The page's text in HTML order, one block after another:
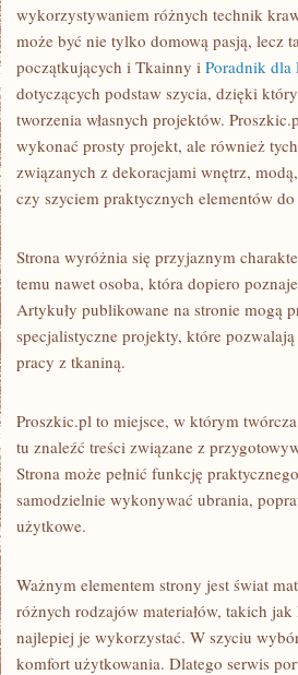
wykorzystywaniem różnych technik
może być nie tylko domową pasją, lecz
początkujących i Tkainny i Poradnik dla
dotyczących podstaw szycia, dzięki
tworzenia własnych projektów.
wykonać prosty projekt, ale również
związanych z dekoracjami wnętrz,
czy szyciem praktycznych elementów
Strona wyróżnia się przyjaznym
temu nawet osoba, która dopiero
Artykuły publikowane na stronie mogą
specjalistyczne projekty, które
pracy z tkaniną.
Proszkic.pl to miejsce, w którym
tu znaleźć treści związane z
Strona może pełnić funkcję
samodzielnie wykonywać ubrania,
użytkowe.
Ważnym elementem strony jest świat
różnych rodzajów materiałów, takich
najlepiej je wykorzystać. W szyciu
komfort użytkowania. Dlatego serwis